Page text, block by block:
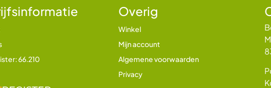
66.210
Overig
Winkel
Mijn account
Algemene voorwaarden
Privacy